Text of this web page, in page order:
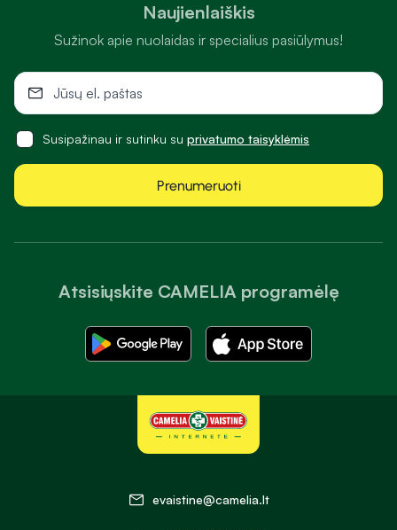
Atsisiųskite CAMELIA programėlę
Naujienlaiškis
Sužinok apie nuolaidas ir specialius pasiūlymus!
Susipažinau ir sutinku su privatumo taisyklėmis
Prenumeruoti
evaistine@camelia.lt